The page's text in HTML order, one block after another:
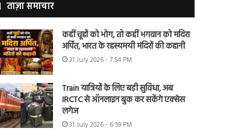
ताज़ा समाचार
कहीं चूहों को भोग, तो कहीं भगवान को मदिरा
अर्पित, भारत के रहस्यमयी मंदिरों की कहानी
31 July 2026 - 7:54 PM
Train यात्रियों के लिए बड़ी सुविधा, अब
IRCTC से ऑनलाइन बुक कर सकेंगे एक्सेस
लगेज
31 July 2026 - 6:59 PM